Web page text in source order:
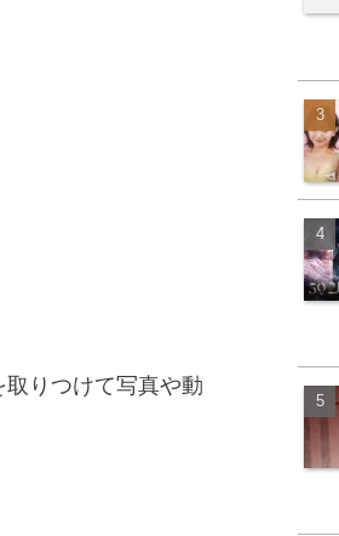
りつけて写真や動